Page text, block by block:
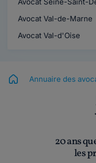
Avocat Val-de-Marne
Avocat Val-d'Oise
Annuaire des
20 ans
les